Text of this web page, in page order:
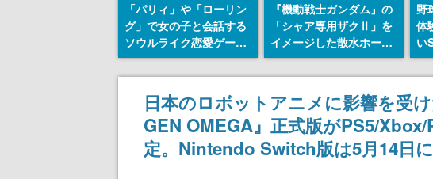
「パリィ」や「ローリン
グ」で女の子と会話する
ソウルライク恋愛ゲーム
『小早川さんはソウルラ
イク』無料公開。返事に
失敗すると「YOU
DIED」
『機動戦士ガンダム』の
「シャア専用ザクⅡ」を
イメージした散水ホース
リールが予約開始。本体
にはシャアのパーソナル
マークやジオン公国軍の
エンブレム、型式番号な
どを配置
野
体
い
の
と
ダ
ェ
称
日本のロボットアニメに影響を受
GEN OMEGA』正式版がPS5/
定。Nintendo Switch版は5月14日